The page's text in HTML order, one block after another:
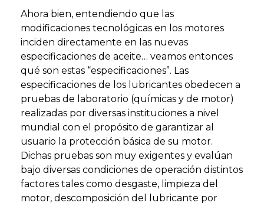
Ahora bien, entendiendo que las
modificaciones tecnológicas en los motores
inciden directamente en las nuevas
especificaciones de aceite… veamos entonces
qué son estas “especificaciones”. Las
especificaciones de los lubricantes obedecen a
pruebas de laboratorio (químicas y de motor)
realizadas por diversas instituciones a nivel
mundial con el propósito de garantizar al
usuario la protección básica de su motor.
Dichas pruebas son muy exigentes y evalúan
bajo diversas condiciones de operación distintos
factores tales como desgaste, limpieza del
motor, descomposición del lubricante por